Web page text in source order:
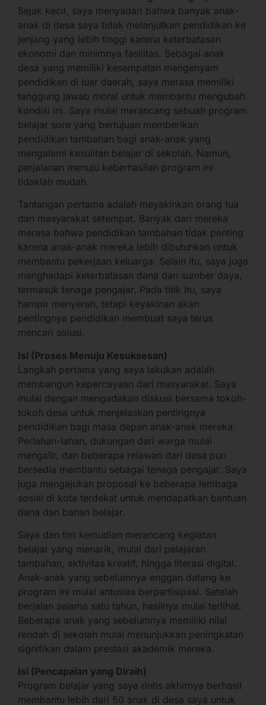
Sejak kecil, saya menyadari bahwa banyak anak-
anak di desa saya tidak melanjutkan pendidikan ke
jenjang yang lebih tinggi karena keterbatasan
ekonomi dan minimnya fasilitas. Sebagai anak
desa yang memiliki kesempatan mengenyam
pendidikan di luar daerah, saya merasa memiliki
tanggung jawab moral untuk membantu mengubah
kondisi ini. Saya mulai merancang sebuah program
belajar sore yang bertujuan memberikan
pendidikan tambahan bagi anak-anak yang
mengalami kesulitan belajar di sekolah. Namun,
perjalanan menuju keberhasilan program ini
tidaklah mudah.
Tantangan pertama adalah meyakinkan orang tua
dan masyarakat setempat. Banyak dari mereka
merasa bahwa pendidikan tambahan tidak penting
karena anak-anak mereka lebih dibutuhkan untuk
membantu pekerjaan keluarga. Selain itu, saya juga
menghadapi keterbatasan dana dan sumber daya,
termasuk tenaga pengajar. Pada titik itu, saya
hampir menyerah, tetapi keyakinan akan
pentingnya pendidikan membuat saya terus
mencari solusi.
Isi (Proses Menuju Kesuksesan)
Langkah pertama yang saya lakukan adalah
membangun kepercayaan dari masyarakat. Saya
mulai dengan mengadakan diskusi bersama tokoh-
tokoh desa untuk menjelaskan pentingnya
pendidikan bagi masa depan anak-anak mereka.
Perlahan-lahan, dukungan dari warga mulai
mengalir, dan beberapa relawan dari desa pun
bersedia membantu sebagai tenaga pengajar. Saya
juga mengajukan proposal ke beberapa lembaga
sosial di kota terdekat untuk mendapatkan bantuan
dana dan bahan belajar.
Saya dan tim kemudian merancang kegiatan
belajar yang menarik, mulai dari pelajaran
tambahan, aktivitas kreatif, hingga literasi digital.
Anak-anak yang sebelumnya enggan datang ke
program ini mulai antusias berpartisipasi. Setelah
berjalan selama satu tahun, hasilnya mulai terlihat.
Beberapa anak yang sebelumnya memiliki nilai
rendah di sekolah mulai menunjukkan peningkatan
signifikan dalam prestasi akademik mereka.
Isi (Pencapaian yang Diraih)
Program belajar yang saya rintis akhirnya berhasil
membantu lebih dari 50 anak di desa saya untuk